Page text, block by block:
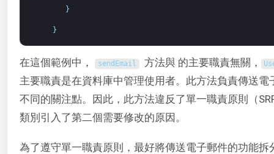
}
}
在這個範例中， sendEmail 方法與 的主要職責無關，
主要職責是在資料庫中管理使用者。此方法負責傳送
不同的關注點。因此，此方法違反了單一職責原則（
類別引入了第二個需要修改的原因。
為了遵守單一職責原則，最好將傳送電子郵件的功能